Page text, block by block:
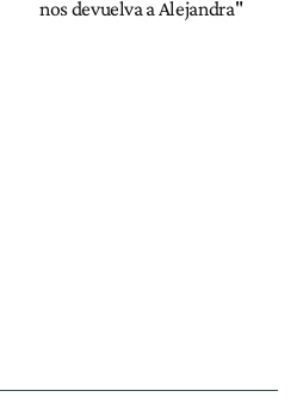
nos devuelva a Alejandra"